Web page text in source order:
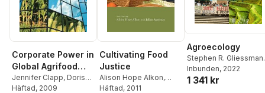
Corporate Power in
Global Agrifood
Governance
Jennifer Clapp, Doris
Fuchs
Häftad, 2009
Cultivating Food
Justice
Alison Hope Alkon,
Julian Agyeman
Häftad, 2011
Agroecology
Stephen R. Gliessman,
V. Ernesto Méndez
Victor M. Izzo
Inbunden, 2022
1 341 kr